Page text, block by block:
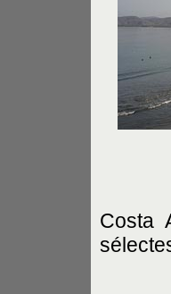
Costa